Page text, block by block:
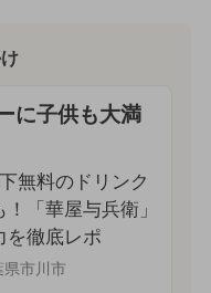
に子供も大満
無料のドリンク
！「華屋与兵衛」
を徹底レポ
県市川市